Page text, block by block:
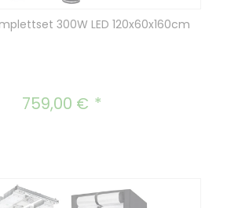
300W LED 120x60x160cm
Regulärer Preis:
759,00 €